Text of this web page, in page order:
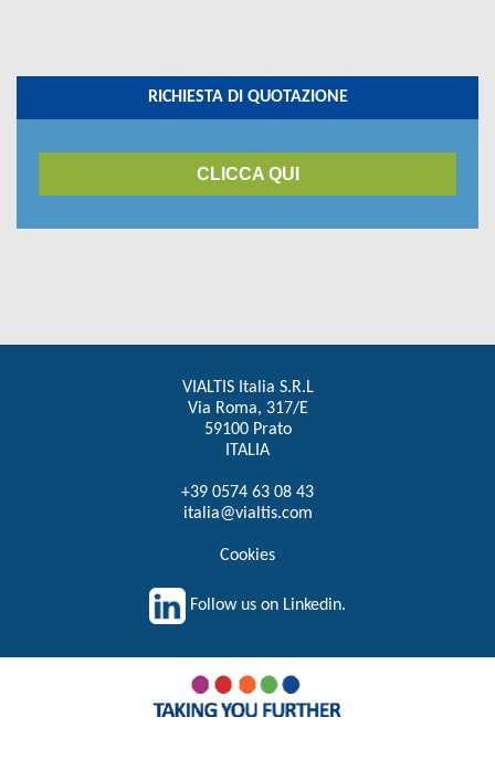
RICHIESTA DI QUOTAZIONE
CLICCA QUI
VIALTIS Italia S.R.L
Via Roma, 317/E
59100 Prato
ITALIA
+39 0574 63 08 43
italia@vialtis.com
Cookies
Follow us on Linkedin.